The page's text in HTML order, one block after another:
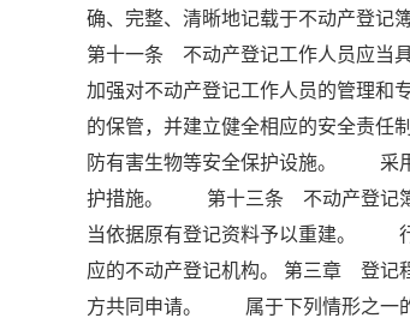
确、完整、清晰地记载于不动产登
第十一条 不动产登记工作人员应当
加强对不动产登记工作人员的管理
的保管，并建立健全相应的安全责
防有害生物等安全保护设施。 采用
护措施。 第十三条 不动产登记簿
当依据原有登记资料予以重建。 行
应的不动产登记机构。 第三章 登
方共同申请。 属于下列情形之一